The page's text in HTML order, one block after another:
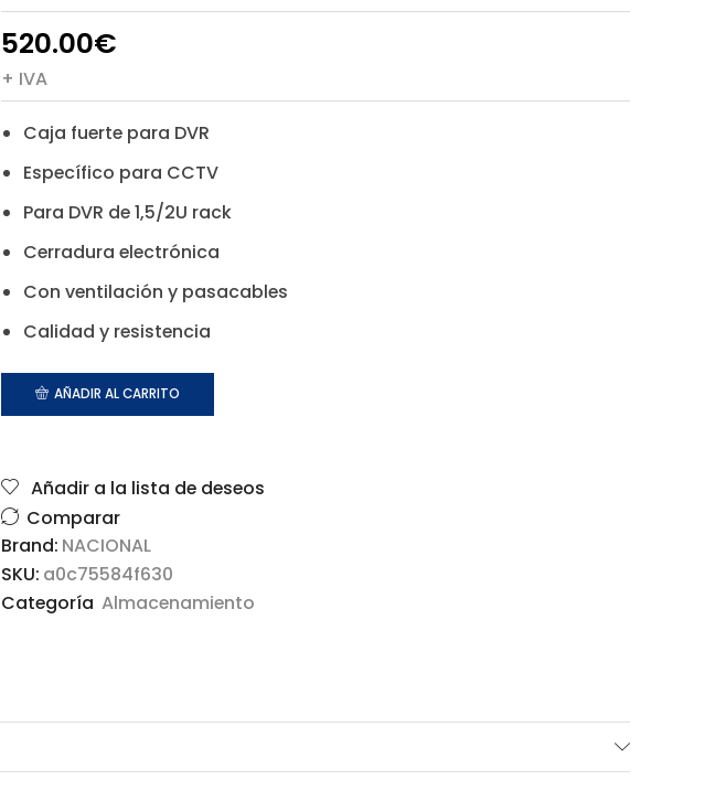
520.00€
+ IVA
Caja fuerte para DVR
Específico para CCTV
Para DVR de 1,5/2U rack
Cerradura electrónica
Con ventilación y pasacables
Calidad y resistencia
AÑADIR AL CARRITO
Añadir a la lista de deseos
Comparar
Brand: NACIONAL
SKU: a0c75584f630
Categoría Almacenamiento